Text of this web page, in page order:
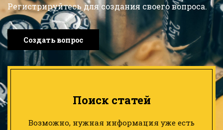
Регистрируйтесь для создания своего вопроса.
Создать вопрос
Поиск статей
Возможно, нужная информация уже есть